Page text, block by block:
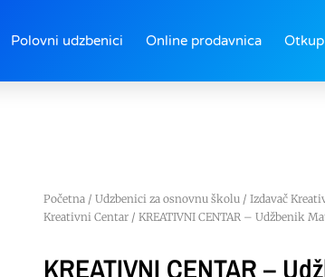
Polovni udzbenici Online prodavnica
Početna/ Udzbenici za osnovnu školu/ Izdavač
Kreativni Centar/ KREATIVNI CENTAR – Udžbenik
KREATIVNI CENTAR –